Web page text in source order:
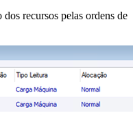
recursos pelas ordens de